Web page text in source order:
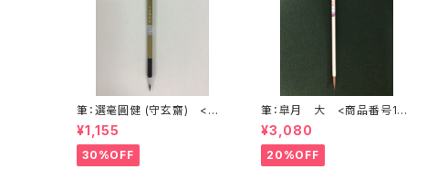
筆：選毫圓健 (守玄齋) <商
品番号1690>
¥1,155
30%OFF
筆：皐月 大 <商品番号174
8>
¥3,080
20%OFF